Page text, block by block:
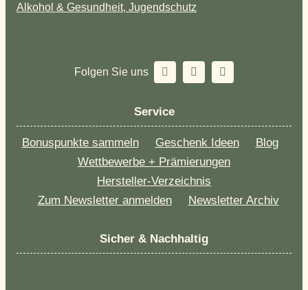
Alkohol & Gesundheit, Jugendschutz
Folgen Sie uns
Service
Bonuspunkte sammeln Geschenk Ideen
Blog
Wettbewerbe + Prämierungen
Hersteller-Verzeichnis
Zum Newsletter anmelden
Newsletter Archiv
Sicher & Nachhaltig